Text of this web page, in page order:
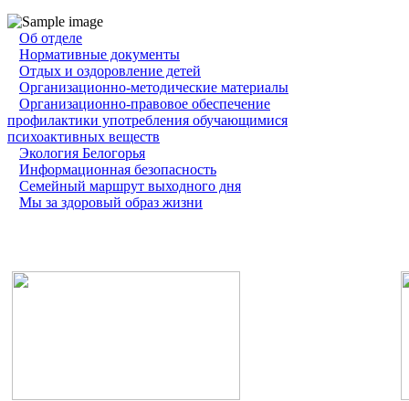
Об отделе
Нормативные документы
Отдых и оздоровление детей
Организационно-методические материалы
Организационно-правовое обеспечение
профилактики употребления обучающимися
психоактивных веществ
Экология Белогорья
Информационная безопасность
Семейный маршрут выходного дня
Мы за здоровый образ жизни